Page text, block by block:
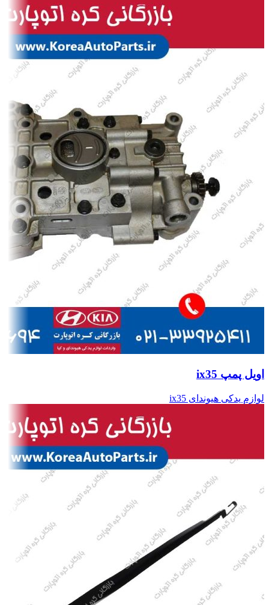
اویل پمپ ix35
لوازم یدکی هیوندای ix35